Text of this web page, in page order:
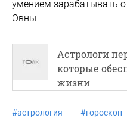
умением зарабатывать
Овны.
Астрологи
которые
жизни
#астрология #гороскоп